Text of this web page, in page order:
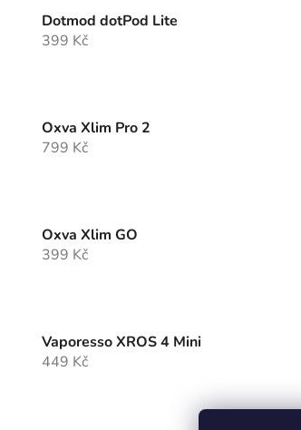
Dotmod dotPod Lite
399 Kč
Oxva Xlim Pro 2
799 Kč
Oxva Xlim GO
399 Kč
Vaporesso XROS 4 Mini
449 Kč